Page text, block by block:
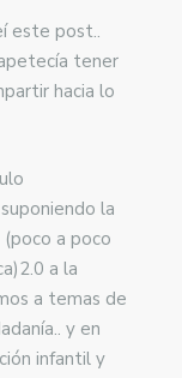
este post..
tener
hacia lo
la
a poco
a la
a temas de
y en
infantil y